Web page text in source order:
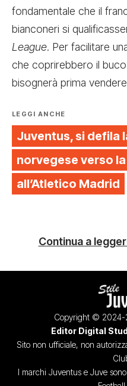
fondamentale che il
bianconeri si
League. Per facilitare
che coprirebbero il
bisognerà prima
LEGGI ANCHE
Juventus, si defila
norvegese verso
all’Atletico Madrid
Continua a
Copyright © 2024-
Editor Digital
Sito non ufficiale, non
I marchi Juventus e Juve